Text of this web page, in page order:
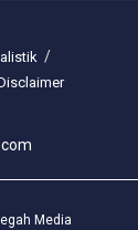
Media